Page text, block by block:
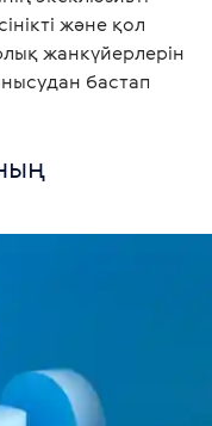
және қол
жанкүйерлерін
бастап